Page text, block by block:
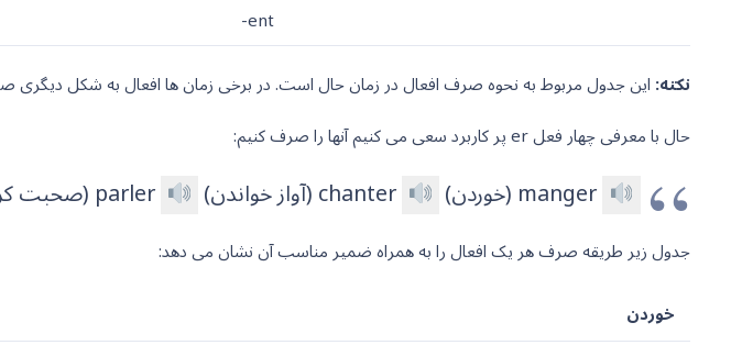
-ent
نکته:این جدول مربوط به نحوه صرف افعال در زمان حال است. در برخی زمان ها افعال به شکل
حال با معرفی چهار فعل er پر کاربرد سعی می کنیم آنها را صرف کنیم:
manger (خوردن) chanter (آواز خواندن) parler (صحبت کردن)
جدول زیر طریقه صرف هر یک افعال را به همراه ضمیر مناسب آن نشان می دهد:
خوردن